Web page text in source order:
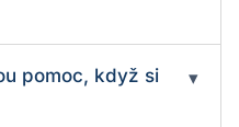
pomoc, když si
▾